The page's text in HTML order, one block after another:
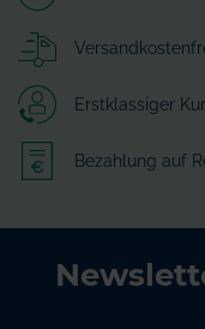
Erstklassiger
Bezahlung auf